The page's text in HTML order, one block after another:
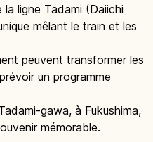
ligne Tadami (Daiichi
mêlant le train et les
peuvent transformer les
un programme
gawa, à Fukushima,
mémorable.